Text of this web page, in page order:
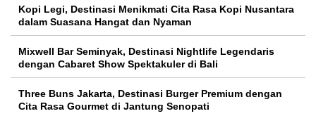
Kopi Legi, Destinasi Menikmati Cita Rasa Kopi Nusantara
dalam Suasana Hangat dan Nyaman
Mixwell Bar Seminyak, Destinasi Nightlife Legendaris
dengan Cabaret Show Spektakuler di Bali
Three Buns Jakarta, Destinasi Burger Premium dengan
Cita Rasa Gourmet di Jantung Senopati